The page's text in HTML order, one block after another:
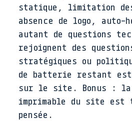
statique, limitation
absence de logo, auto-
autant de questions
rejoignent des
stratégiques ou
de batterie restant est
sur le site. Bonus : la
imprimable du site est
pensée.